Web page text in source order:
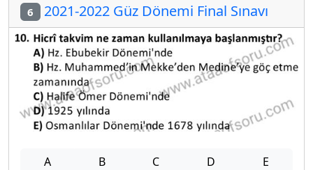
6 2021-2022 Güz Dönemi Final Sınavı
A B C D E